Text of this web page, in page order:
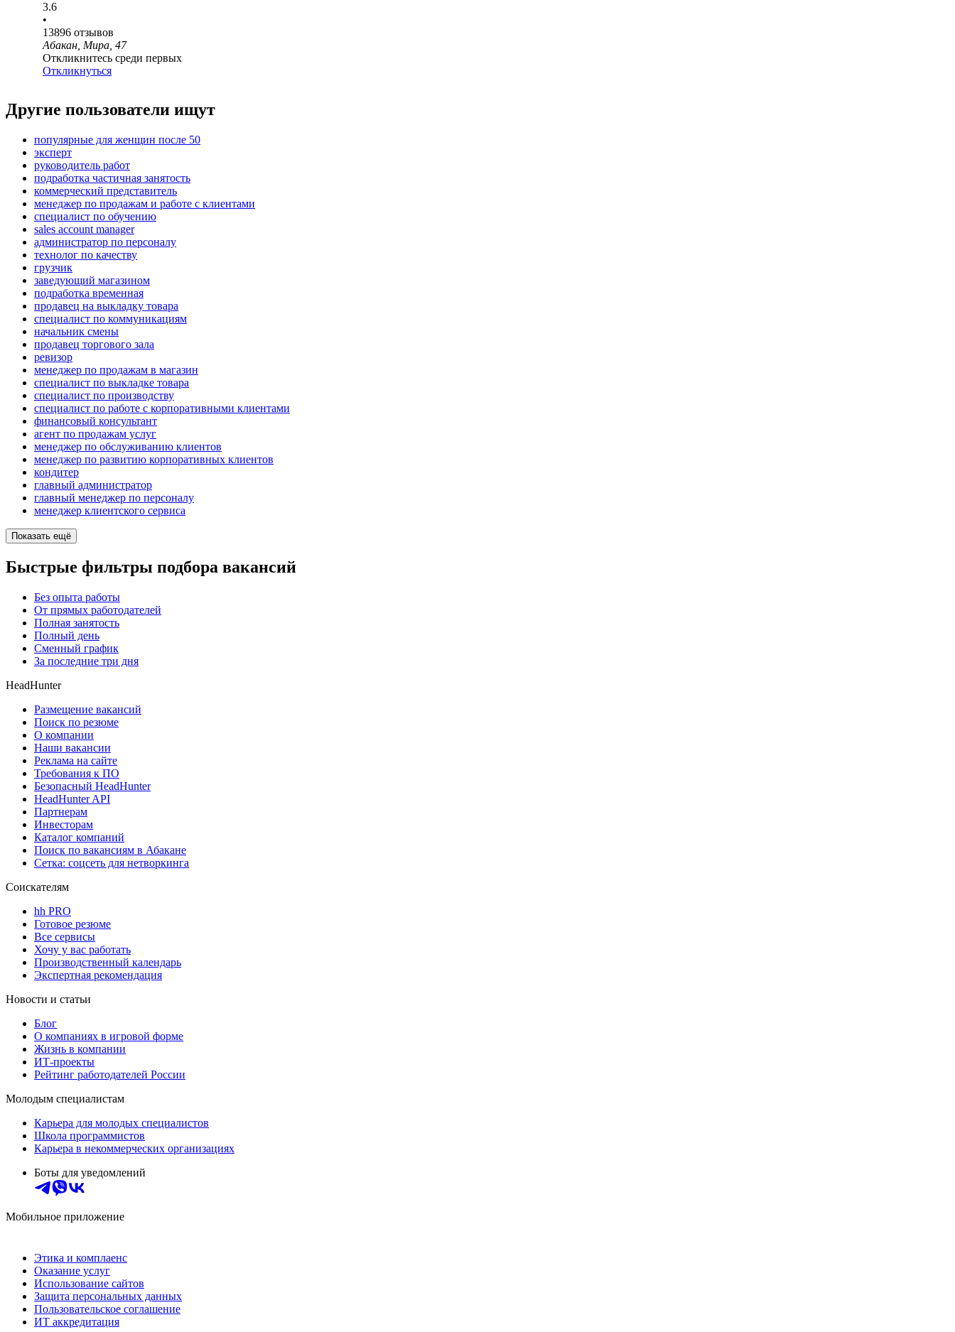
3.6
•
13896 отзывов
Абакан, Мира, 47
Откликнитесь среди первых
Откликнуться
Другие пользователи ищут
популярные для женщин после 50
эксперт
руководитель работ
подработка частичная занятость
коммерческий представитель
менеджер по продажам и работе с клиентами
специалист по обучению
sales account manager
администратор по персоналу
технолог по качеству
грузчик
заведующий магазином
подработка временная
продавец на выкладку товара
специалист по коммуникациям
начальник смены
продавец торгового зала
ревизор
менеджер по продажам в магазин
специалист по выкладке товара
специалист по производству
специалист по работе с корпоративными клиентами
финансовый консультант
агент по продажам услуг
менеджер по обслуживанию клиентов
менеджер по развитию корпоративных клиентов
кондитер
главный администратор
главный менеджер по персоналу
менеджер клиентского сервиса
Показать ещё
Быстрые фильтры подбора вакансий
Без опыта работы
От прямых работодателей
Полная занятость
Полный день
Сменный график
За последние три дня
HeadHunter
Размещение вакансий
Поиск по резюме
О компании
Наши вакансии
Реклама на сайте
Требования к ПО
Безопасный HeadHunter
HeadHunter API
Партнерам
Инвесторам
Каталог компаний
Поиск по вакансиям в Абакане
Сетка: соцсеть для нетворкинга
Соискателям
hh PRO
Готовое резюме
Все сервисы
Хочу у вас работать
Производственный календарь
Экспертная рекомендация
Новости и статьи
Блог
О компаниях в игровой форме
Жизнь в компании
ИТ-проекты
Рейтинг работодателей России
Молодым специалистам
Карьера для молодых специалистов
Школа программистов
Карьера в некоммерческих организациях
Боты для уведомлений
Мобильное приложение
Этика и комплаенс
Оказание услуг
Использование сайтов
Защита персональных данных
Пользовательское соглашение
ИТ аккредитация